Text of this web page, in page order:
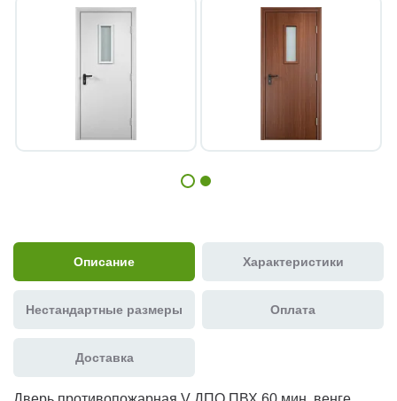
Описание Характеристики
Нестандартные размеры Оплата
Доставка